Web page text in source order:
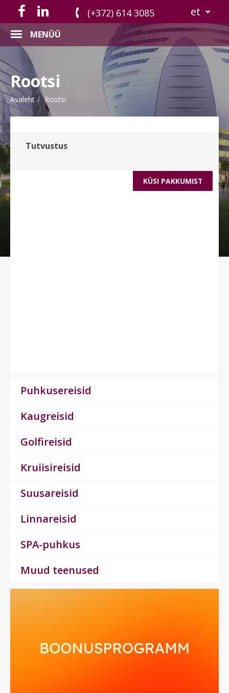
(+372) 614 3085 et
MENÜÜ
Rootsi
Avaleht Rootsi
Tutvustus
KÜSI PAKKUMIST
Puhkusereisid
Kaugreisid
Golfireisid
Kruiisireisid
Suusareisid
Linnareisid
SPA-puhkus
Muud teenused